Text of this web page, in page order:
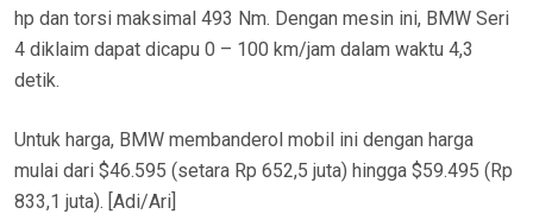
hp dan torsi maksimal 493 Nm. Dengan mesin ini, BMW Seri
4 diklaim dapat dicapu 0 – 100 km/jam dalam waktu 4,3
detik.
Untuk harga, BMW membanderol mobil ini dengan harga
mulai dari $46.595 (setara Rp 652,5 juta) hingga $59.495 (Rp
833,1 juta). [Adi/Ari]